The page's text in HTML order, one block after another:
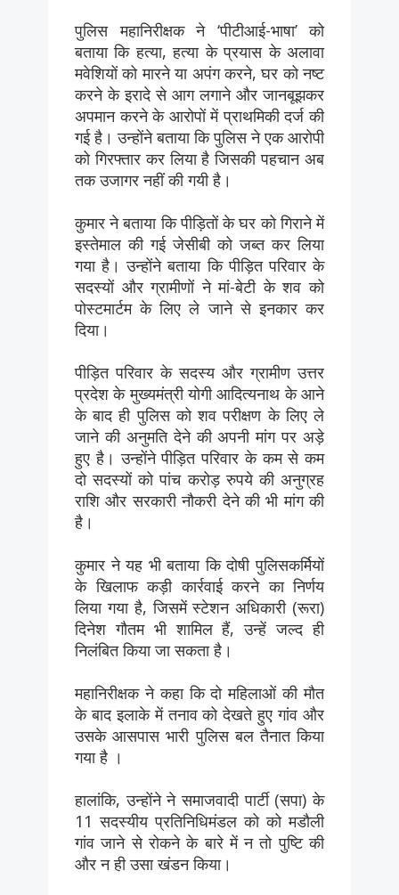
पुलिस महानिरीक्षक ने ‘पीटीआई-भाषा’ को
बताया कि हत्या, हत्या के प्रयास के अलावा
मवेशियों को मारने या अपंग करने, घर को नष्ट
करने के इरादे से आग लगाने और जानबूझकर
अपमान करने के आरोपों में प्राथमिकी दर्ज की
गई है। उन्होंने बताया कि पुलिस ने एक आरोपी
को गिरफ्तार कर लिया है जिसकी पहचान अब
तक उजागर नहीं की गयी है।
कुमार ने बताया कि पीड़ितों के घर को गिराने में
इस्तेमाल की गई जेसीबी को जब्त कर लिया
गया है। उन्होंने बताया कि पीड़ित परिवार के
सदस्यों और ग्रामीणों ने मां-बेटी के शव को
पोस्टमार्टम के लिए ले जाने से इनकार कर
दिया।
पीड़ित परिवार के सदस्य और ग्रामीण उत्तर
प्रदेश के मुख्यमंत्री योगी आदित्यनाथ के आने
के बाद ही पुलिस को शव परीक्षण के लिए ले
जाने की अनुमति देने की अपनी मांग पर अड़े
हुए है। उन्होंने पीड़ित परिवार के कम से कम
दो सदस्यों को पांच करोड़ रुपये की अनुग्रह
राशि और सरकारी नौकरी देने की भी मांग की
है।
कुमार ने यह भी बताया कि दोषी पुलिसकर्मियों
के खिलाफ कड़ी कार्रवाई करने का निर्णय
लिया गया है, जिसमें स्टेशन अधिकारी (रूरा)
दिनेश गौतम भी शामिल हैं, उन्हें जल्द ही
निलंबित किया जा सकता है।
महानिरीक्षक ने कहा कि दो महिलाओं की मौत
के बाद इलाके में तनाव को देखते हुए गांव और
उसके आसपास भारी पुलिस बल तैनात किया
गया है ।
हालांकि, उन्होंने ने समाजवादी पार्टी (सपा) के
11 सदस्यीय प्रतिनिधिमंडल को को मडौली
गांव जाने से रोकने के बारे में न तो पुष्टि की
और न ही उसा खंडन किया।